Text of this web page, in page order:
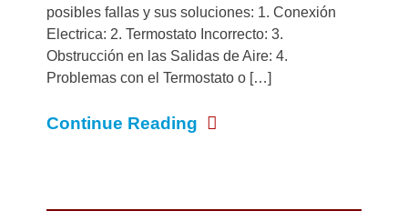
posibles fallas y sus soluciones: 1. Conexión
Electrica: 2. Termostato Incorrecto: 3.
Obstrucción en las Salidas de Aire: 4.
Problemas con el Termostato o […]
Continue Reading